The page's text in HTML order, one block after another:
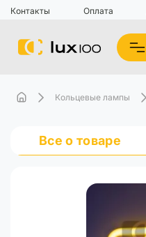
Контакты Оплата
Кольцевые лампы
Все о товаре